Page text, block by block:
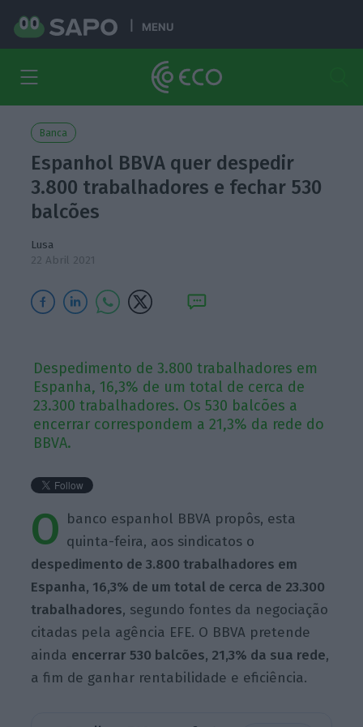
MENU
Banca
Espanhol BBVA quer despedir
3.800 trabalhadores e fechar 530
balcões
Lusa
22 Abril 2021
Despedimento de 3.800 trabalhadores em
Espanha, 16,3% de um total de cerca de
23.300 trabalhadores. Os 530 balcões a
encerrar correspondem a 21,3% da rede do
BBVA.
O banco espanhol BBVA propôs, esta
quinta-feira, aos sindicatos o
despedimento de 3.800 trabalhadores em
Espanha, 16,3% de um total de cerca de 23.300
trabalhadores, segundo fontes da negociação
citadas pela agência EFE. O BBVA pretende
ainda encerrar 530 balcões, 21,3% da sua rede,
a fim de ganhar rentabilidade e eficiência.